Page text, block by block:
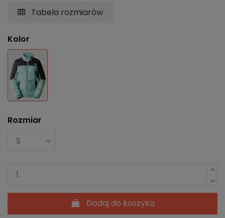
Tabela rozmiarów
Kolor
Miętowy
Rozmiar
Dodaj do koszyka